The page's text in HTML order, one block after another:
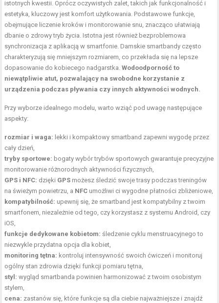
istotnych kwestii. Oprócz oczywistych zalet, takich jak funkcjonalność i
estetyka, kluczowy jest komfort użytkowania. Podstawowe funkcje,
obejmujące liczenie kroków i monitorowanie snu, znacząco ułatwiają
dbanie o zdrowy tryb życia. Istotna jest również bezproblemowa
synchronizacja z aplikacją w smartfonie. Damskie smartbandy często
charakteryzują się mniejszym rozmiarem, co przekłada się na lepsze
dopasowanie do kobiecego nadgarstka .Wodoodporność to
niewątpliwie atut, pozwalający na swobodne korzystanie z
urządzenia podczas pływania czy innych aktywności wodnych.
Przy wyborze idealnego modelu, warto wziąć pod uwagę następujące
aspekty:
rozmiar i waga: lekki i kompaktowy smartband zapewni wygodę przez
cały dzień,
tryby sportowe: bogaty wybór trybów sportowych gwarantuje precyzyjne
monitorowanie różnorodnych aktywności fizycznych,
GPS i NFC: dzięki GPS możesz śledzić swoje trasy podczas treningów
na świeżym powietrzu, a NFC umożliwi ci wygodne płatności zbliżeniowe,
kompatybilność: upewnij się, że smartband jest kompatybilny z twoim
smartfonem, niezależnie od tego, czy korzystasz z systemu Android, czy
iOS,
funkcje dedykowane kobietom: śledzenie cyklu menstruacyjnego to
niezwykle przydatna opcja dla kobiet,
monitoring tętna: kontroluj intensywność swoich ćwiczeń i monitoruj
ogólny stan zdrowia dzięki funkcji pomiaru tętna,
styl: wygląd smartbanda powinien harmonizować z twoim osobistym
stylem,
cena: zastanów się, które funkcje są dla ciebie najważniejsze i znajdź